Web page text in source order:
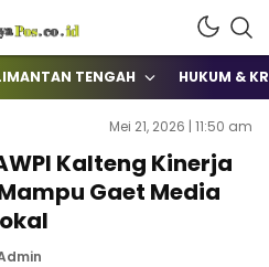
TENGAH HUKUM &
Mei 21, 2026 | 11:50 am
Kalteng Kinerja
Gaet Media